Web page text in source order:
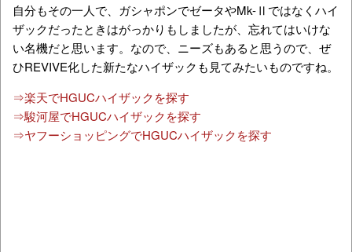
自分もその一人で、ガシャポンでゼータやMk-Ⅱではなくハイ
ザックだったときはがっかりもしましたが、忘れてはいけな
い名機だと思います。なので、ニーズもあると思うので、ぜ
ひREVIVE化した新たなハイザックも見てみたいものですね。
⇒楽天でHGUCハイザックを探す
⇒駿河屋でHGUCハイザックを探す
⇒ヤフーショッピングでHGUCハイザックを探す